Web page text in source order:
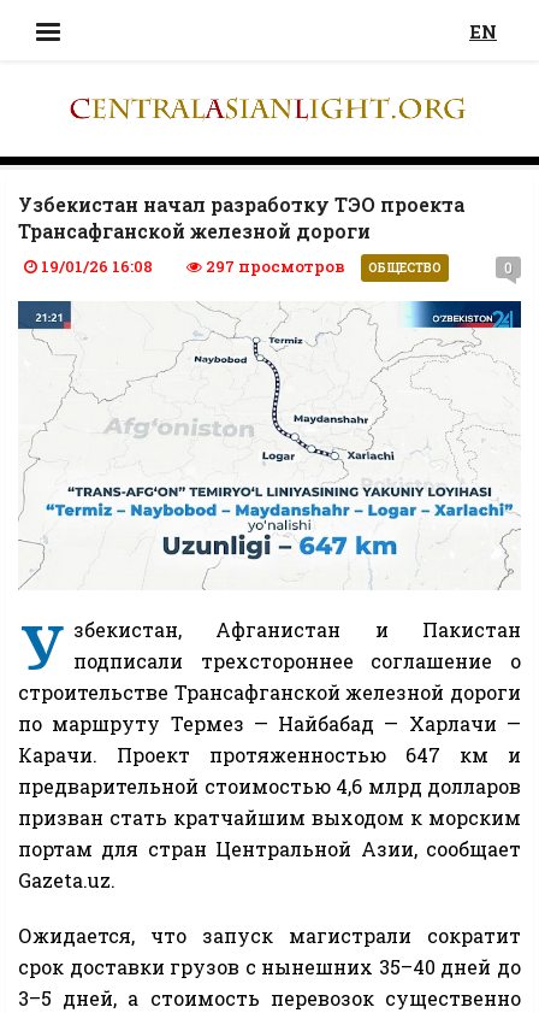
EN
Узбекистан начал разработку ТЭО проекта
Трансафганской железной дороги
19/01/26 16:08 297 просмотров ОБЩЕСТВО 0
У збекистан, Афганистан и Пакистан
подписали трехстороннее соглашение о
строительстве Трансафганской железной дороги
по маршруту Термез — Найбабад — Харлачи —
Карачи. Проект протяженностью 647 км и
предварительной стоимостью 4,6 млрд долларов
призван стать кратчайшим выходом к морским
портам для стран Центральной Азии, сообщает
Gazeta.uz.
Ожидается, что запуск магистрали сократит
срок доставки грузов с нынешних 35–40 дней до
3–5 дней, а стоимость перевозок существенно